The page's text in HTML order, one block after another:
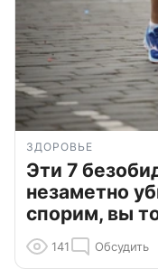
ЗДОРОВЬЕ
Эти 7
незаметно
спорим, вы
141 Обсудить